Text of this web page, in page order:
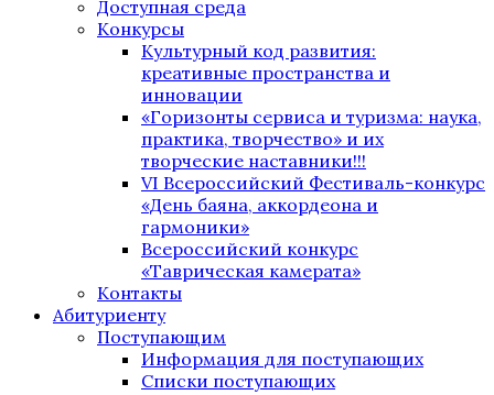
Доступная среда
Конкурсы
Культурный код развития:
креативные пространства и
инновации
«Горизонты сервиса и туризма: наука,
практика, творчество» и их
творческие наставники!!!
VI Всероссийский Фестиваль-конкурс
«День баяна, аккордеона и
гармоники»
Всероссийский конкурс
«Таврическая камерата»
Контакты
Абитуриенту
Поступающим
Информация для поступающих
Списки поступающих